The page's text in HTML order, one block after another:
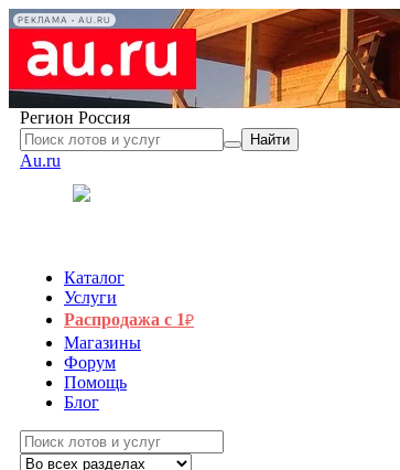
РЕКЛАМА • AU.RU
Регион Россия
Найти
Au.ru
Каталог
Услуги
Распродажа с 1₽
Магазины
Форум
Помощь
Блог